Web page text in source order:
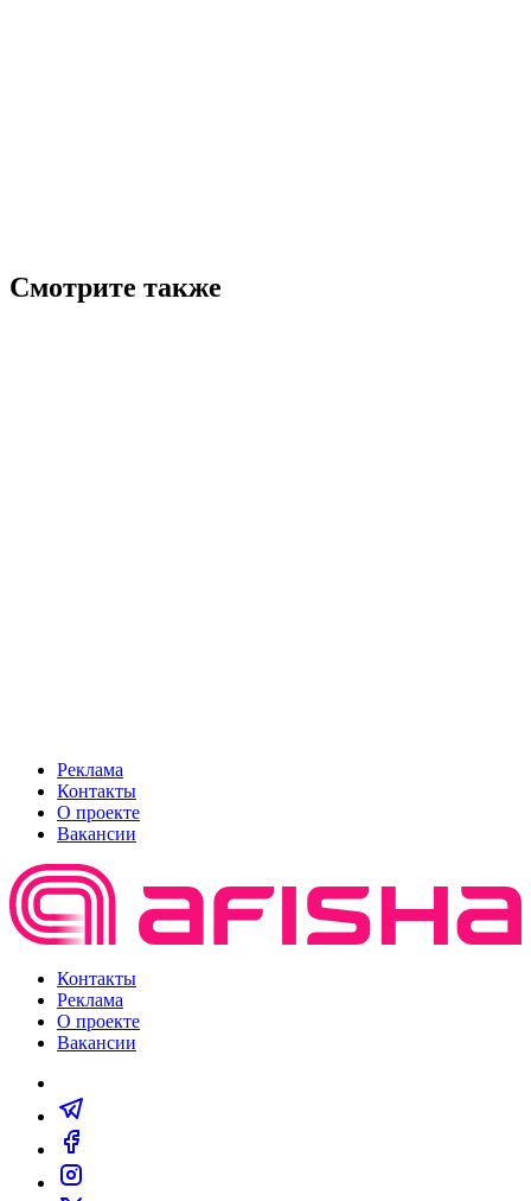
Смотрите также
Реклама
Контакты
О проекте
Вакансии
Контакты
Реклама
О проекте
Вакансии